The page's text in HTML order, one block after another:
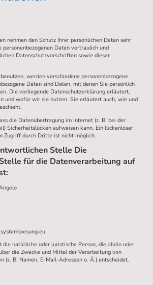
nehmen den Schutz Ihrer persönlichen Daten sehr
Daten vertraulich und
Datenschutzvorschriften sowie dieser
werden verschiedene personenbezogene
Daten sind Daten, mit denen Sie persönlich
Die vorliegende Datenschutzerklärung erläutert,
und wofür wir sie nutzen. Sie erläutert auch, wie und
die Datenübertragung im Internet (z. B. bei der
Sicherheitslücken aufweisen kann. Ein lückenloser
Zugriff durch Dritte ist nicht möglich.
Stelle Die
für die Datenverarbeitung auf
natürliche oder juristische Person, die allein oder
die Zwecke und Mittel der Verarbeitung von
(z. B. Namen, E-Mail-Adressen o. Ä.) entscheidet.